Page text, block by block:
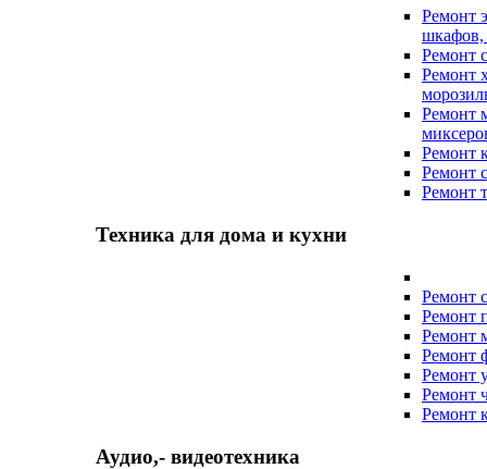
Ремонт
шкафов,
Ремонт
Ремонт
Ремонт
Ремонт
Ремонт
Ремонт
Техника для дома и кухни
Ремонт
Ремонт
Ремонт
Ремонт
Ремонт
Ремонт
Ремонт
Аудио,- видеотехника